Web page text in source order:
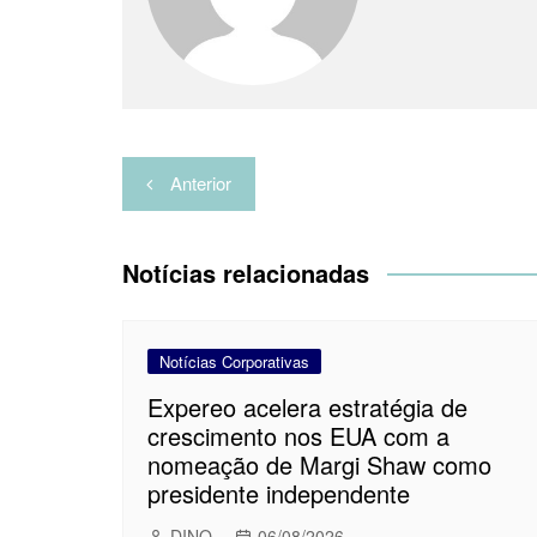
Navegação
de
Post
Anterior
Notícias relacionadas
Notícias Corporativas
Expereo acelera estratégia de
crescimento nos EUA com a
nomeação de Margi Shaw como
presidente independente